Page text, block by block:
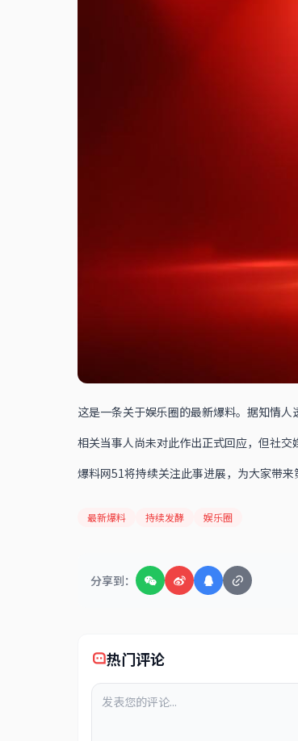
这是一条关于娱乐圈的最新爆料。据知情人
相关当事人尚未对此作出正式回应，但社交
爆料网51将持续关注此事进展，为大家带来
最新爆料 持续发酵 娱乐圈
分享到：
热门评论